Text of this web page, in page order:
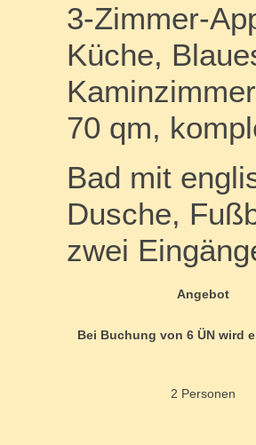
3-Zimmer-
Küche,
70 qm,
Bad mit
Dusche,
zwei
Angebot
Bei Buchung von 6 ÜN wird
2 Personen